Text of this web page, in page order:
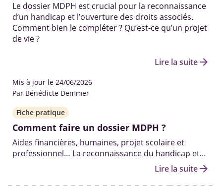
Le dossier MDPH est crucial pour la reconnaissance
d’un handicap et l’ouverture des droits associés.
Comment bien le compléter ? Qu’est-ce qu’un projet
de vie ?
Lire la suitearrow_forward
Mis à jour le 24/06/2026
Par Bénédicte Demmer
Fiche pratique
Comment faire un dossier MDPH ?
Aides financières, humaines, projet scolaire et
professionnel… La reconnaissance du handicap et
l'ouverture des droits qui y sont liés passent par le
dossier MDPH. Demande, renouvellement et suivi…
Éclairage sur la démarche à effectuer.
Lire la suitearrow_forward